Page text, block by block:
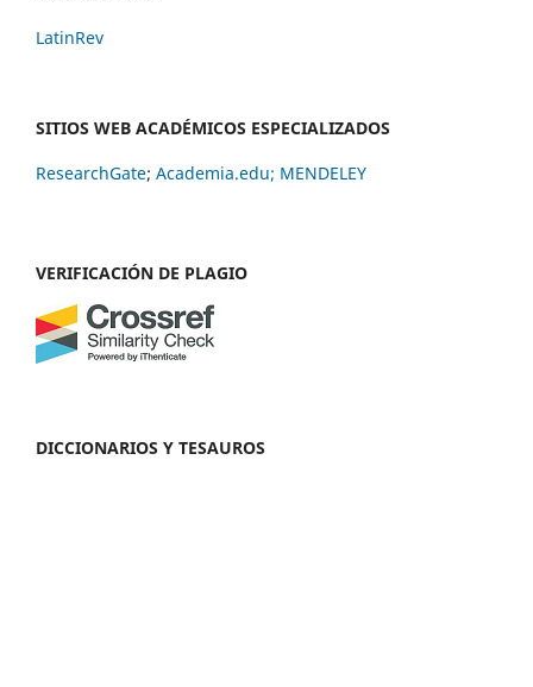
LatinRev
SITIOS WEB ACADÉMICOS ESPECIALIZADOS
ResearchGate; Academia.edu; MENDELEY
VERIFICACIÓN DE PLAGIO
DICCIONARIOS Y TESAUROS